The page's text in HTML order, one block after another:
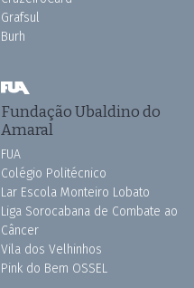
Grafsul
Burh
Fundação Ubaldino do
Amaral
FUA
Colégio Politécnico
Lar Escola Monteiro Lobato
Liga Sorocabana de Combate ao
Câncer
Vila dos Velhinhos
Pink do Bem OSSEL